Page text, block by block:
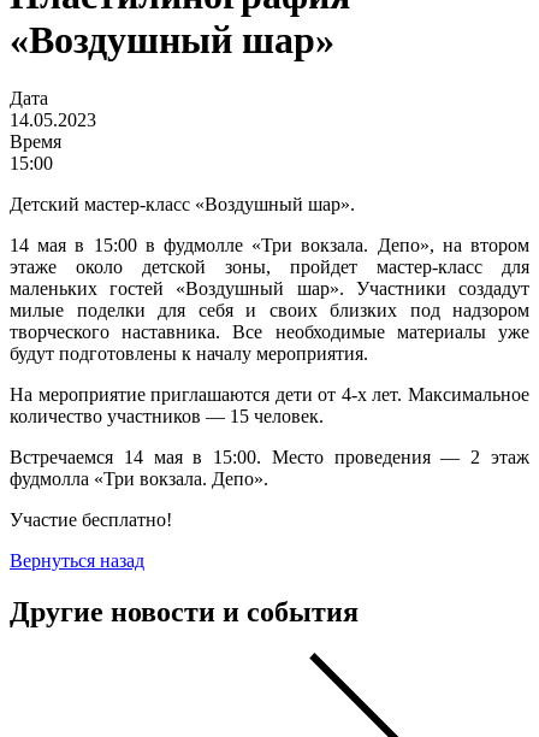
«Воздушный шар»
Дата
14.05.2023
Время
15:00
Детский мастер-класс «Воздушный шар».
14 мая в 15:00 в фудмолле «Три вокзала. Депо», на втором
этаже около детской зоны, пройдет мастер-класс для
маленьких гостей «Воздушный шар». Участники создадут
милые поделки для себя и своих близких под надзором
творческого наставника. Все необходимые материалы уже
будут подготовлены к началу мероприятия.
На мероприятие приглашаются дети от 4-х лет. Максимальное
количество участников — 15 человек.
Встречаемся 14 мая в 15:00. Место проведения — 2 этаж
фудмолла «Три вокзала. Депо».
Участие бесплатно!
Вернуться назад
Другие новости и события